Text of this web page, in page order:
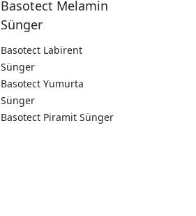
Basotect Melamin
Sünger
Basotect Labirent
Sünger
Basotect Yumurta
Sünger
Basotect Piramit Sünger